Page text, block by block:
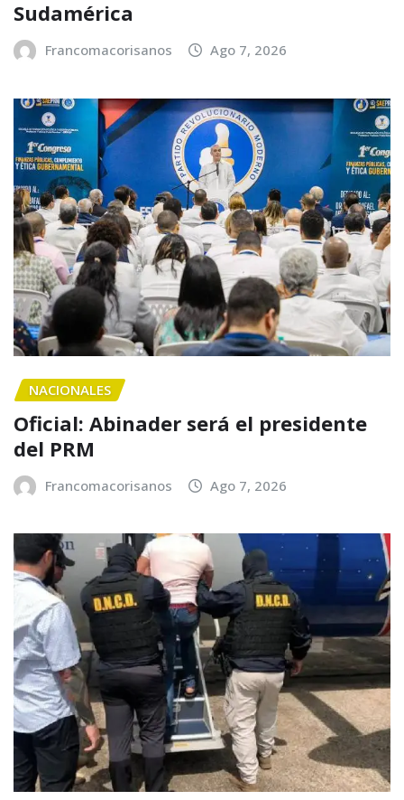
Sudamérica
Francomacorisanos Ago 7, 2026
NACIONALES
Oficial: Abinader será el presidente
del PRM
Francomacorisanos Ago 7, 2026